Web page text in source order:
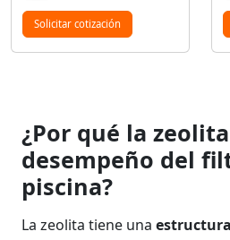
Solicitar cotización
¿Por qué la
desempeño del
piscina?
La zeolita tiene una